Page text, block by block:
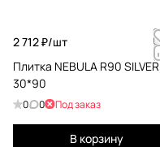
2 712 ₽/шт
Плитка NEBULA R90 SILVER
30*90
0 0 Под заказ
В корзину